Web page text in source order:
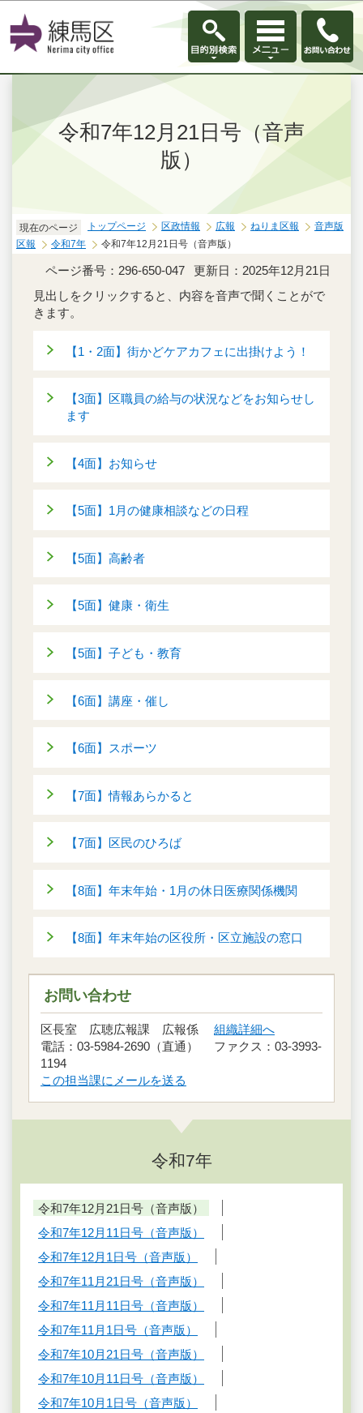
このページの本文へ移動
令和7年12月21日号（音声
版）
現在のページ トップページ 区政情報 広報 ねりま区報
音声版
区報
令和7年 令和7年12月21日号（音声版）
ページ番号：296-650-047
更新日：2025年12月21日
見出しをクリックすると、内容を音声で聞くことがで
きます。
【1・2面】街かどケアカフェに出掛けよう！
【3面】区職員の給与の状況などをお知らせし
ます
【4面】お知らせ
【5面】1月の健康相談などの日程
【5面】高齢者
【5面】健康・衛生
【5面】子ども・教育
【6面】講座・催し
【6面】スポーツ
【7面】情報あらかると
【7面】区民のひろば
【8面】年末年始・1月の休日医療関係機関
【8面】年末年始の区役所・区立施設の窓口
お問い合わせ
区長室 広聴広報課 広報係 組織詳細へ
電話：03-5984-2690（直通） ファクス：03-3993-
1194
この担当課にメールを送る
令和7年
令和7年12月21日号（音声版）
令和7年12月11日号（音声版）
令和7年12月1日号（音声版）
令和7年11月21日号（音声版）
令和7年11月11日号（音声版）
令和7年11月1日号（音声版）
令和7年10月21日号（音声版）
令和7年10月11日号（音声版）
令和7年10月1日号（音声版）